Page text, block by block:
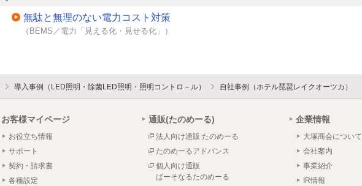
無駄と無理のない電力コスト対策
（BEMS／電力「見える化・見せる化」）
導入事例（LED照明・除菌LED照明・照明コントロ－ル） 自社事例（ホテル琵琶レイクオーツカ）
お客様マイページ
お役立ち情報
サポート
契約・請求書
各種設定
通販(たのめーる)
法人向け通販 たのめーる
たのめーるアドバンス
個人向け通販
ぱーそなるたのめーる
企業情報
大塚商会について
会社案内
事業紹介
IR情報